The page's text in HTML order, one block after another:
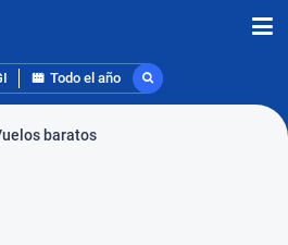
Todo el año
baratos